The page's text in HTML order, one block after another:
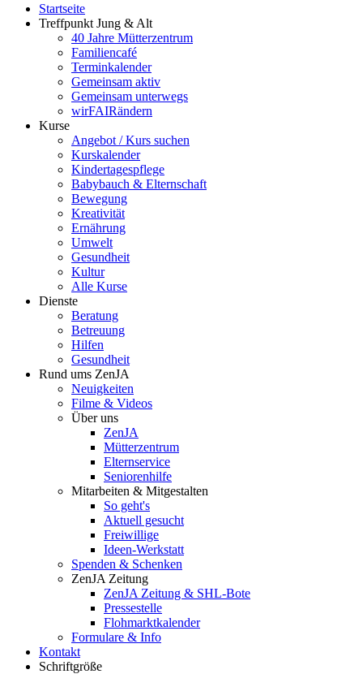
Startseite
Treffpunkt Jung & Alt
40 Jahre Mütterzentrum
Familiencafé
Terminkalender
Gemeinsam aktiv
Gemeinsam unterwegs
wirFAIRändern
Kurse
Angebot / Kurs suchen
Kurskalender
Kindertagespflege
Babybauch & Elternschaft
Bewegung
Kreativität
Ernährung
Umwelt
Gesundheit
Kultur
Alle Kurse
Dienste
Beratung
Betreuung
Hilfen
Gesundheit
Rund ums ZenJA
Neuigkeiten
Filme & Videos
Über uns
ZenJA
Mütterzentrum
Elternservice
Seniorenhilfe
Mitarbeiten & Mitgestalten
So geht's
Aktuell gesucht
Freiwillige
Ideen-Werkstatt
Spenden & Schenken
ZenJA Zeitung
ZenJA Zeitung & SHL-Bote
Pressestelle
Flohmarktkalender
Formulare & Info
Kontakt
Schriftgröße